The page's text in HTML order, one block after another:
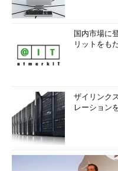
ィ要求を設けるべきです。
考え方です。情報漏えいの
ーのマルウェア感染などに
くべきです。
ビッグデータ基盤を構築
のがこのデータ設計です。
ス管理システム）のような
国内市場に
リットをも
ザイリンク
レーション